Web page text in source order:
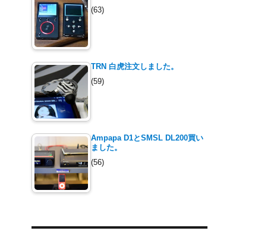
(63)
TRN 白虎注文しました。
(59)
Ampapa D1とSMSL DL200買い
ました。
(56)